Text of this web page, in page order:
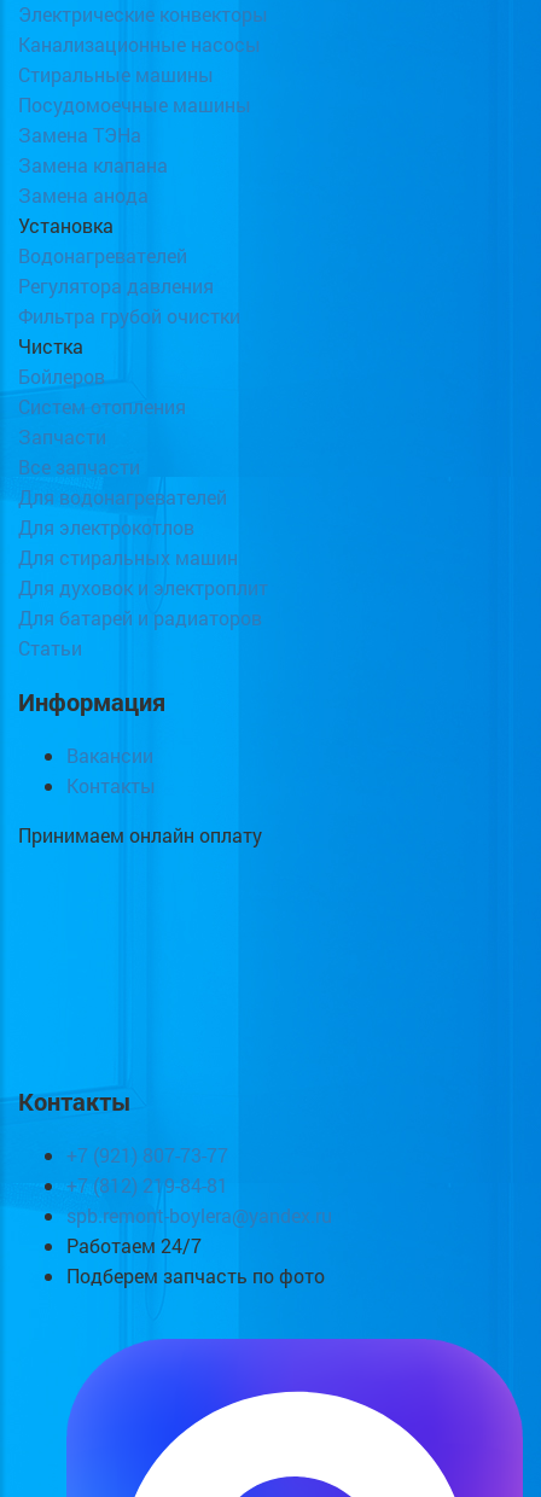
Электрические конвекторы
Канализационные насосы
Стиральные машины
Посудомоечные машины
Замена ТЭНа
Замена клапана
Замена анода
Установка
Водонагревателей
Регулятора давления
Фильтра грубой очистки
Чистка
Бойлеров
Систем отопления
Запчасти
Все запчасти
Для водонагревателей
Для электрокотлов
Для стиральных машин
Для духовок и электроплит
Для батарей и радиаторов
Статьи
Информация
Вакансии
Контакты
Принимаем онлайн оплату
Контакты
+7 (921) 807-73-77
+7 (812) 219-84-81
spb.remont-boylera@yandex.ru
Работаем 24/7
Подберем запчасть по фото